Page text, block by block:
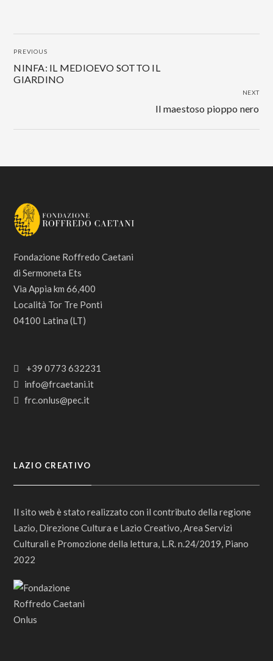
PREVIOUS
NINFA: IL MEDIOEVO SOTTO IL
GIARDINO
NEXT
Il maestoso pioppo nero
Fondazione Roffredo Caetani
di Sermoneta Ets
Via Appia km 66,400
Località Tor Tre Ponti
04100 Latina (LT)
+39 0773 632231
info@frcaetani.it
frc.onlus@pec.it
LAZIO CREATIVO
Il sito web è stato realizzato con il contributo della regione
Lazio, Direzione Cultura e Lazio Creativo, Area Servizi
Culturali e Promozione della lettura, L.R. n.24/2019, Piano
2022